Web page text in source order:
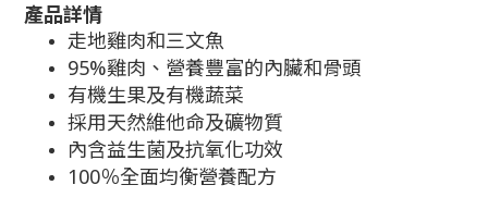
產品詳情
走地雞肉和三文魚
95%雞肉、營養豐富的內臟和骨頭
有機生果及有機蔬菜
採用天然維他命及礦物質
內含益生菌及抗氧化功效
100％全面均衡營養配方